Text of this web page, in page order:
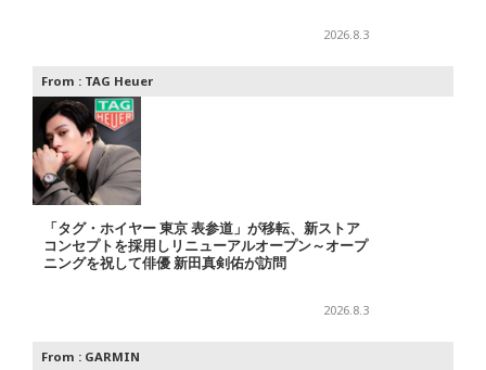
2026.8.3
From : TAG Heuer
「タグ・ホイヤー 東京 表参道」が移転、新ストア
コンセプトを採用しリニューアルオープン～オープ
ニングを祝して俳優 新田真剣佑が訪問
2026.8.3
From : GARMIN